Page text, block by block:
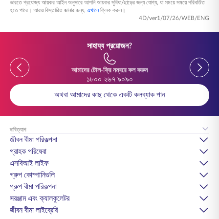
ভারতে প্রযোজ্য আয়কর আইন অনুসারে আপনি আয়কর সুবিধা/ছাড়ের জন্য যোগ্য, যা সময়ে সময়ে পরিবর্তিত
হতে পারে। আরও বিস্তারিত জানার জন্য, এখানেক্লিক করুন।
4D/ver1/07/26/WEB/ENG
সাহায্য প্রয়োজন?
আমাদের টোল-ফ্রি নম্বরে কল করুন
১৮০০ ২৬৭ ৯০৯০
অথবা আমাদের কাছ থেকে একটি কলব্যাক পান
দাবিত্যাগ
জীবন বীমা পরিকল্পনা
গ্রাহক পরিষেবা
এসবিআই লাইফ
গ্রুপ কোম্পানিগুলি
গ্রুপ বীমা পরিকল্পনা
সরঞ্জাম এবং ক্যালকুলেটর
জীবন বীমা লাইব্রেরি